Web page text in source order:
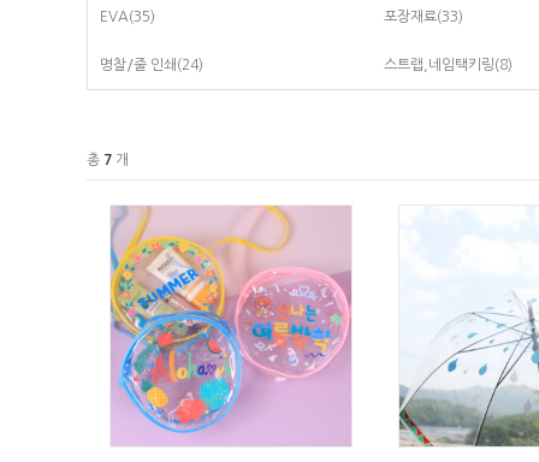
EVA(35) 포장재료(33)
명찰/줄 인쇄 (24) 스트랩,네임택키링(8)
총 7 개